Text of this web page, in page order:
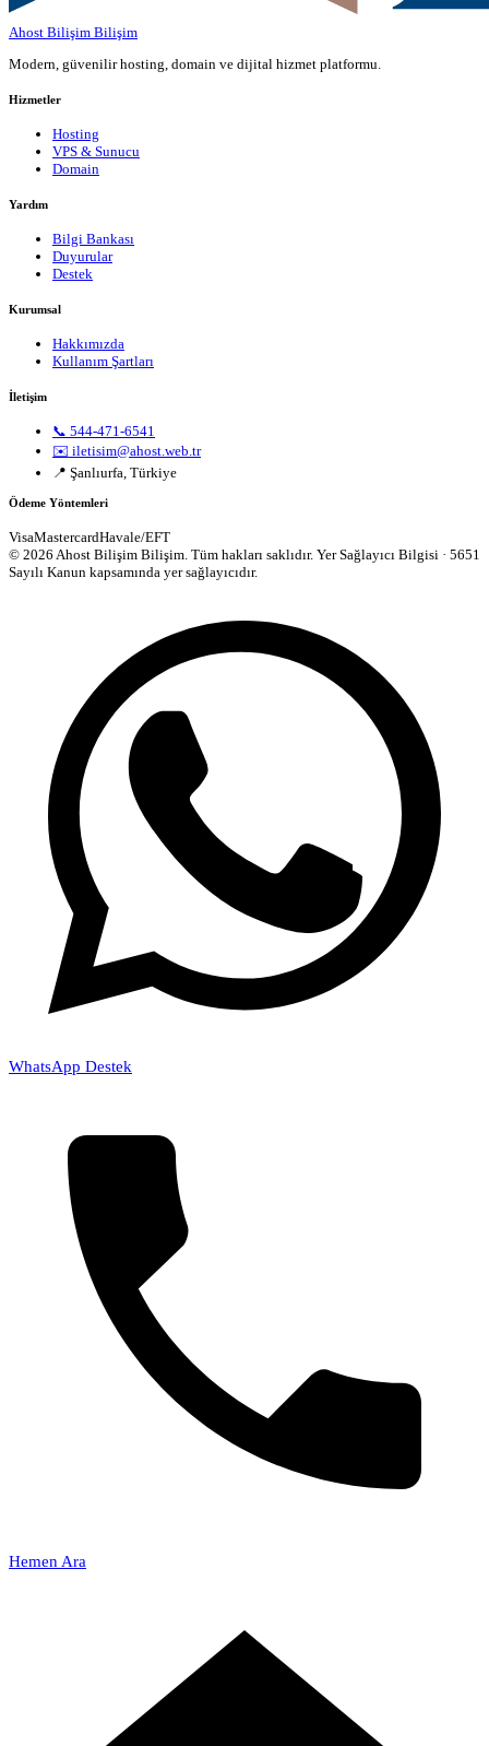
Ahost Bilişim Bilişim
Modern, güvenilir hosting, domain ve dijital hizmet platformu.
Hizmetler
Hosting
VPS & Sunucu
Domain
Yardım
Bilgi Bankası
Duyurular
Destek
Kurumsal
Hakkımızda
Kullanım Şartları
İletişim
📞 544-471-6541
✉️ iletisim@ahost.web.tr
📍 Şanlıurfa, Türkiye
Ödeme Yöntemleri
VisaMastercardHavale/EFT
© 2026 Ahost Bilişim Bilişim. Tüm hakları saklıdır. Yer Sağlayıcı Bilgisi · 5651
Sayılı Kanun kapsamında yer sağlayıcıdır.
WhatsApp Destek
Hemen Ara